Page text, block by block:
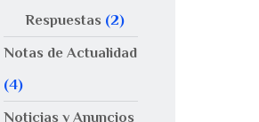
Respuestas (2)
Notas de Actualidad
(4)
Noticias y Anuncios